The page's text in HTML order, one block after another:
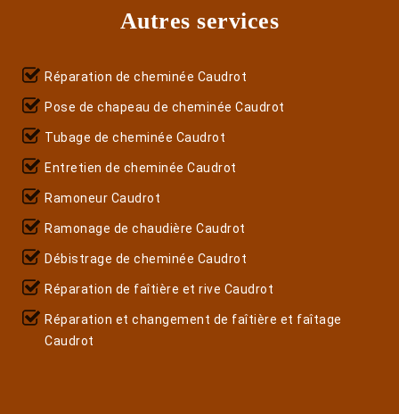
Autres services
Réparation de cheminée Caudrot
Pose de chapeau de cheminée Caudrot
Tubage de cheminée Caudrot
Entretien de cheminée Caudrot
Ramoneur Caudrot
Ramonage de chaudière Caudrot
Débistrage de cheminée Caudrot
Réparation de faîtière et rive Caudrot
Réparation et changement de faîtière et faîtage
Caudrot